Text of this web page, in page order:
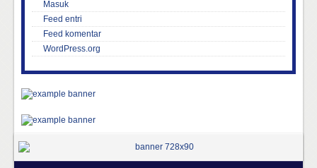
Masuk
Feed entri
Feed komentar
WordPress.org